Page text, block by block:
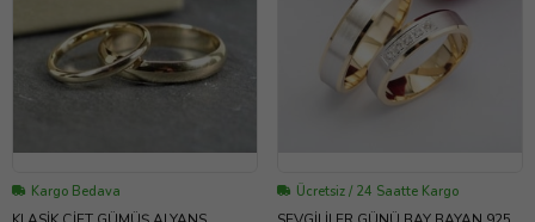
Kargo Bedava Ücretsiz / 24 Saatte Kargo